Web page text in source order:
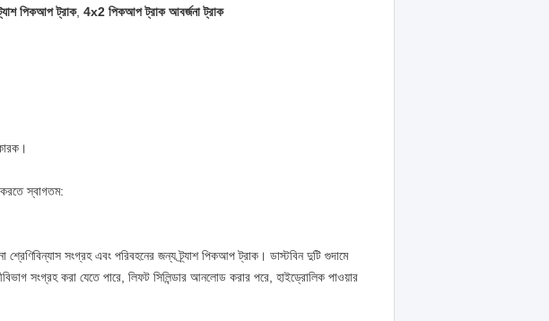
পিকআপ ট্রাক, 4x2 পিকআপ ট্রাক আবর্জনা ট্রাক
স্বাগতম:
শ্রেণিবিন্যাস সংগ্রহ এবং পরিবহনের জন্য ট্র্যাশ পিকআপ ট্রাক। ডাস্টবিন দুটি গুদামে
সংগ্রহ করা যেতে পারে, লিফট সিলিন্ডার আনলোড করার পরে, হাইড্রোলিক পাওয়ার